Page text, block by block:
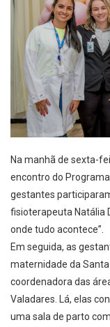
Na manhã de sexta-
encontro do
gestantes
fisioterapeuta Natália
onde tudo acontece”.
Em seguida, as
maternidade da
coordenadora das
Valadares. Lá, elas
uma sala de parto